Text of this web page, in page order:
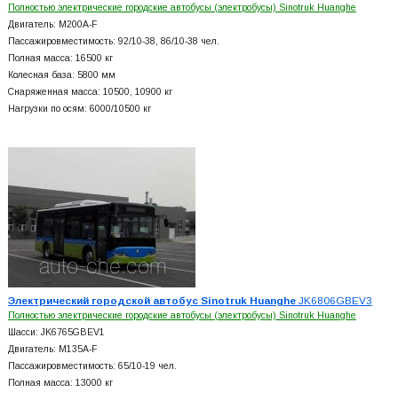
Полностью электрические городские автобусы (электробусы) Sinotruk Huanghe
Двигатель: M200A-F
Пассажировместимость: 92/10-38, 86/10-38 чел.
Полная масса: 16500 кг
Колесная база: 5800 мм
Снаряженная масса: 10500, 10900 кг
Нагрузки по осям: 6000/10500 кг
Электрический городской автобус Sinotruk HuangheJK6806GBEV3
Полностью электрические городские автобусы (электробусы) Sinotruk Huanghe
Шасси: JK6765GBEV1
Двигатель: M135A-F
Пассажировместимость: 65/10-19 чел.
Полная масса: 13000 кг